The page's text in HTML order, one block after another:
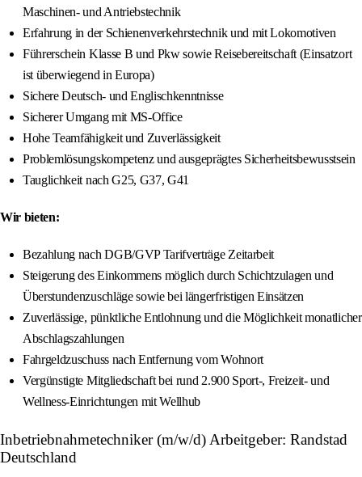
Maschinen- und Antriebstechnik
Erfahrung in der Schienenverkehrstechnik und mit Lokomotiven
Führerschein Klasse B und Pkw sowie Reisebereitschaft (Einsatzort
ist überwiegend in Europa)
Sichere Deutsch- und Englischkenntnisse
Sicherer Umgang mit MS-Office
Hohe Teamfähigkeit und Zuverlässigkeit
Problemlösungskompetenz und ausgeprägtes Sicherheitsbewusstsein
Tauglichkeit nach G25, G37, G41
Wir bieten:
Bezahlung nach DGB/GVP Tarifverträge Zeitarbeit
Steigerung des Einkommens möglich durch Schichtzulagen und
Überstundenzuschläge sowie bei längerfristigen Einsätzen
Zuverlässige, pünktliche Entlohnung und die Möglichkeit monatlicher
Abschlagszahlungen
Fahrgeldzuschuss nach Entfernung vom Wohnort
Vergünstigte Mitgliedschaft bei rund 2.900 Sport-, Freizeit- und
Wellness-Einrichtungen mit Wellhub
Inbetriebnahmetechniker (m/w/d) Arbeitgeber: Randstad
Deutschland